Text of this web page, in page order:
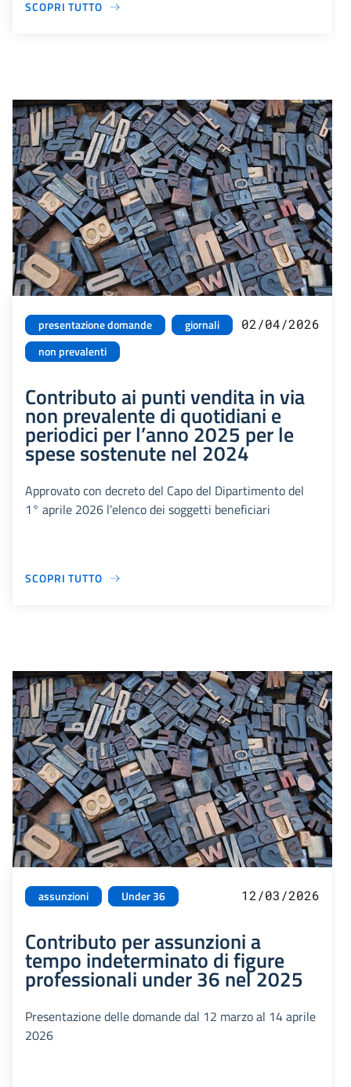
SCOPRI TUTTO
presentazione domande
giornali
non prevalenti
02/04/2026
Contributo ai punti vendita in via
non prevalente di quotidiani e
periodici per l’anno 2025 per le
spese sostenute nel 2024
Approvato con decreto del Capo del Dipartimento del
1° aprile 2026 l’elenco dei soggetti beneficiari
SCOPRI TUTTO
assunzioni Under 36 12/03/2026
Contributo per assunzioni a
tempo indeterminato di figure
professionali under 36 nel 2025
Presentazione delle domande dal 12 marzo al 14 aprile
2026